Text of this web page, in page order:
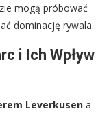
mogą próbować
dominację rywala.
i Ich Wpływ
Leverkusen a